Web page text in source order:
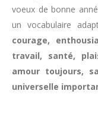
voeux de bonne
un vocabulaire
courage,
travail, santé,
amour toujours,
universelle